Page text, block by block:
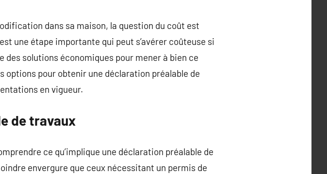
dans sa maison, la question du coût est
une étape importante qui peut s’avérer coûteuse si
des solutions économiques pour mener à bien ce
pour obtenir une déclaration préalable de
en vigueur.
de travaux
ce qu’implique une déclaration préalable de
envergure que ceux nécessitant un permis de